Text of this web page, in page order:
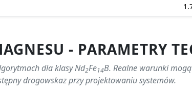
- PARAMETRY
dla klasy Nd2Fe14B. Realne warunki
drogowskaz przy projektowaniu systemów.